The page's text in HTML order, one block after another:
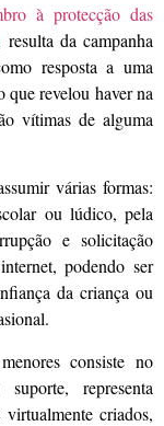
à protecção das
resulta da campanha
resposta a uma
que revelou haver na
vítimas de alguma
várias formas:
ou lúdico, pela
e solicitação
podendo ser
da criança ou
consiste no
representa
virtualmente criados,